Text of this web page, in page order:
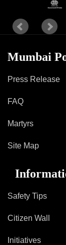
Good
Mumbai
Press Release
FAQ
Martyrs
Site Map
Safety Tips
Citizen Wall
Initiatives